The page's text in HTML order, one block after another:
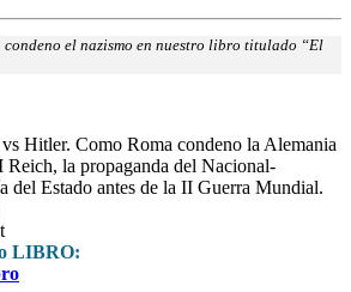
condeno el nazismo en nuestro libro titulado “El
Hitler. Como Roma condeno la Alemania
la propaganda del Nacional-
del Estado antes de la II Guerra Mundial.
LIBRO: